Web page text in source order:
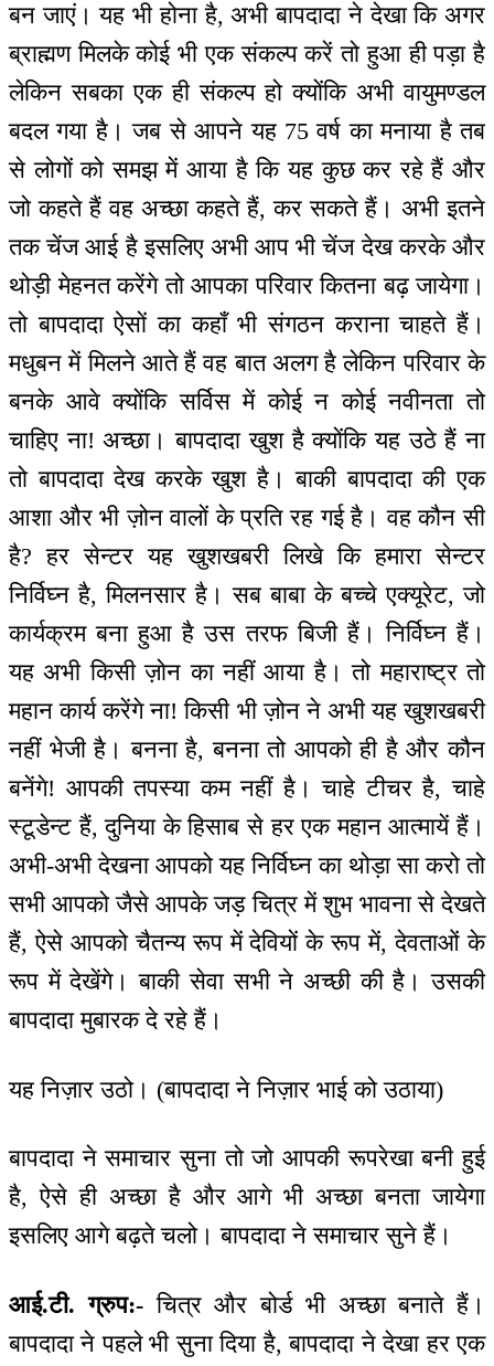
बन जाएं। यह भी होना है, अभी बापदादा ने देखा कि अगर
ब्राह्मण मिलके कोई भी एक संकल्प करें तो हुआ ही पड़ा है
लेकिन सबका एक ही संकल्प हो क्योंकि अभी वायुमण्डल
बदल गया है। जब से आपने यह 75 वर्ष का मनाया है तब
से लोगों को समझ में आया है कि यह कुछ कर रहे हैं और
जो कहते हैं वह अच्छा कहते हैं, कर सकते हैं। अभी इतने
तक चेंज आई है इसलिए अभी आप भी चेंज देख करके और
थोड़ी मेहनत करेंगे तो आपका परिवार कितना बढ़ जायेगा।
तो बापदादा ऐसों का कहाँ भी संगठन कराना चाहते हैं।
मधुबन में मिलने आते हैं वह बात अलग है लेकिन परिवार के
बनके आवे क्योंकि सर्विस में कोई न कोई नवीनता तो
चाहिए ना! अच्छा। बापदादा खुश है क्योंकि यह उठे हैं ना
तो बापदादा देख करके खुश है। बाकी बापदादा की एक
आशा और भी ज़ोन वालों के प्रति रह गई है। वह कौन सी
है? हर सेन्टर यह खुशखबरी लिखे कि हमारा सेन्टर
निर्विघ्न है, मिलनसार है। सब बाबा के बच्चे एक्यूरेट, जो
कार्यक्रम बना हुआ है उस तरफ बिजी हैं। निर्विघ्न हैं।
यह अभी किसी ज़ोन का नहीं आया है। तो महाराष्ट्र तो
महान कार्य करेंगे ना! किसी भी ज़ोन ने अभी यह खुशखबरी
नहीं भेजी है। बनना है, बनना तो आपको ही है और कौन
बनेंगे! आपकी तपस्या कम नहीं है। चाहे टीचर है, चाहे
स्टूडेन्ट हैं, दुनिया के हिसाब से हर एक महान आत्मायें हैं।
अभी-अभी देखना आपको यह निर्विघ्न का थोड़ा सा करो तो
सभी आपको जैसे आपके जड़ चित्र में शुभ भावना से देखते
हैं, ऐसे आपको चैतन्य रूप में देवियों के रूप में, देवताओं के
रूप में देखेंगे। बाकी सेवा सभी ने अच्छी की है। उसकी
बापदादा मुबारक दे रहे हैं।
यह निज़ार उठो। (बापदादा ने निज़ार भाई को उठाया)
बापदादा ने समाचार सुना तो जो आपकी रूपरेखा बनी हुई
है, ऐसे ही अच्छा है और आगे भी अच्छा बनता जायेगा
इसलिए आगे बढ़ते चलो। बापदादा ने समाचार सुने हैं।
आई.टी. ग्रुप:-चित्र और बोर्ड भी अच्छा बनाते हैं।
बापदादा ने पहले भी सुना दिया है, बापदादा ने देखा हर एक